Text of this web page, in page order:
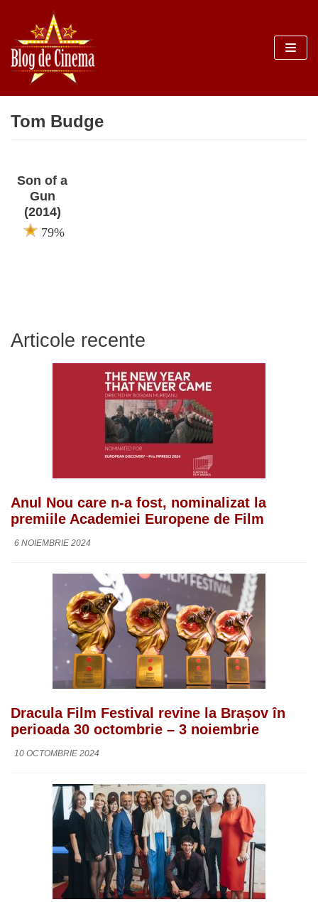
Sari
la
conținut
Tom Budge
Son of a
Gun
(2014)
79%
Articole recente
Anul Nou care n-a fost, nominalizat la
premiile Academiei Europene de Film
6 NOIEMBRIE 2024
Dracula Film Festival revine la Brașov în
perioada 30 octombrie – 3 noiembrie
10 OCTOMBRIE 2024